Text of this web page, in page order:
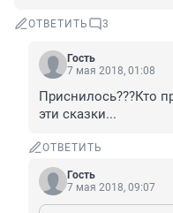
ОТВЕТИТЬ 3
Гость
7 мая 2018, 01:08
Приснилось???Кто
эти сказки...
ОТВЕТИТЬ
Гость
7 мая 2018, 09:07